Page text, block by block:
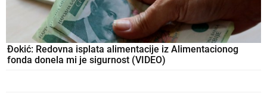
Đokić: Redovna isplata alimentacije iz Alimentacionog
fonda donela mi je sigurnost (VIDEO)